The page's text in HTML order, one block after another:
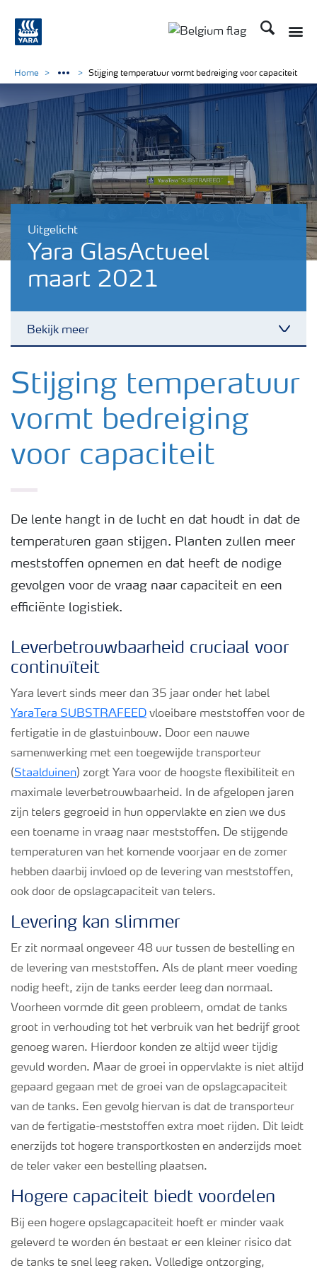
Zoek op
Uitgelicht
Yara GlasActueel
maart 2021
Bekijk meer
Nieuwsbrieven
Gewassen
Meststoffen
Podcasts
Webinars
Home Stijging temperatuur vormt bedreiging voor capaciteit
Stijging temperatuur
vormt bedreiging
voor capaciteit
De lente hangt in de lucht en dat houdt in dat de
temperaturen gaan stijgen. Planten zullen meer
meststoffen opnemen en dat heeft de nodige
gevolgen voor de vraag naar capaciteit en een
efficiënte logistiek.
Leverbetrouwbaarheid cruciaal voor
continuïteit
Yara levert sinds meer dan 35 jaar onder het label
YaraTera SUBSTRAFEED vloeibare meststoffen voor de
fertigatie in de glastuinbouw. Door een nauwe
samenwerking met een toegewijde transporteur
(Staalduinen) zorgt Yara voor de hoogste flexibiliteit en
maximale leverbetrouwbaarheid. In de afgelopen jaren
zijn telers gegroeid in hun oppervlakte en zien we dus
een toename in vraag naar meststoffen. De stijgende
temperaturen van het komende voorjaar en de zomer
hebben daarbij invloed op de levering van meststoffen,
ook door de opslagcapaciteit van telers.
Levering kan slimmer
Er zit normaal ongeveer 48 uur tussen de bestelling en
de levering van meststoffen. Als de plant meer voeding
nodig heeft, zijn de tanks eerder leeg dan normaal.
Voorheen vormde dit geen probleem, omdat de tanks
groot in verhouding tot het verbruik van het bedrijf groot
genoeg waren. Hierdoor konden ze altijd weer tijdig
gevuld worden. Maar de groei in oppervlakte is niet altijd
gepaard gegaan met de groei van de opslagcapaciteit
van de tanks. Een gevolg hiervan is dat de transporteur
van de fertigatie-meststoffen extra moet rijden. Dit leidt
enerzijds tot hogere transportkosten en anderzijds moet
de teler vaker een bestelling plaatsen.
Hogere capaciteit biedt voordelen
Bij een hogere opslagcapaciteit hoeft er minder vaak
geleverd te worden én bestaat er een kleiner risico dat
de tanks te snel leeg raken. Volledige ontzorging,